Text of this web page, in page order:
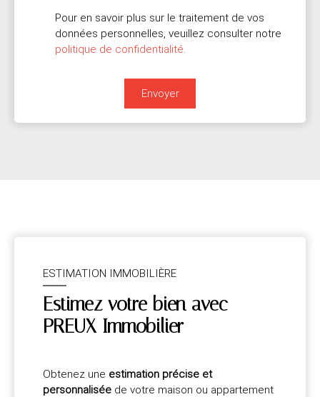
Pour en savoir plus sur le traitement de vos
données personnelles, veuillez consulter notre
politique de confidentialité.
Envoyer
ESTIMATION IMMOBILIÈRE
Estimez votre bien avec
PREUX Immobilier
Obtenez une estimation précise et
personnalisée de votre maison ou appartement